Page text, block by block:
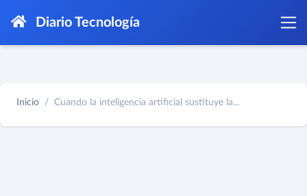
Diario Tecnología
Inicio Cuando la inteligencia artificial sustituye la...